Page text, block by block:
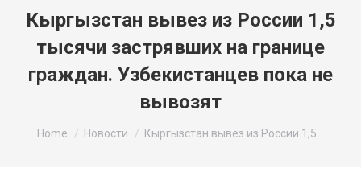
Кыргызстан вывез из России 1,5
тысячи застрявших на границе
граждан. Узбекистанцев пока не
вывозят
You are here:
Home Новости Кыргызстан вывез из России 1,5…